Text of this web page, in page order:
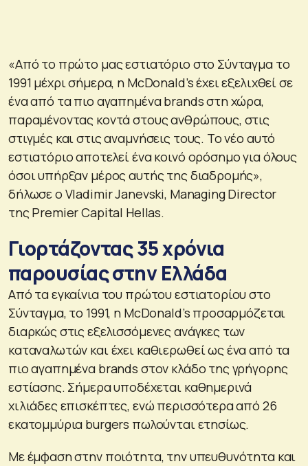
«Από το πρώτο μας εστιατόριο στο Σύνταγμα το
1991 μέχρι σήμερα, η McDonald’s έχει εξελιχθεί σε
ένα από τα πιο αγαπημένα brands στη χώρα,
παραμένοντας κοντά στους ανθρώπους, στις
στιγμές και στις αναμνήσεις τους. Το νέο αυτό
εστιατόριο αποτελεί ένα κοινό ορόσημο για όλους
όσοι υπήρξαν μέρος αυτής της διαδρομής»,
δήλωσε ο Vladimir Janevski, Managing Director
της Premier Capital Hellas.
Γιορτάζοντας 35 χρόνια
παρουσίας στην Ελλάδα
Από τα εγκαίνια του πρώτου εστιατορίου στο
Σύνταγμα, το 1991, η McDonald’s προσαρμόζεται
διαρκώς στις εξελισσόμενες ανάγκες των
καταναλωτών και έχει καθιερωθεί ως ένα από τα
πιο αγαπημένα brands στον κλάδο της γρήγορης
εστίασης. Σήμερα υποδέχεται καθημερινά
χιλιάδες επισκέπτες, ενώ περισσότερα από 26
εκατομμύρια burgers πωλούνται ετησίως.
Με έμφαση στην ποιότητα, την υπευθυνότητα και